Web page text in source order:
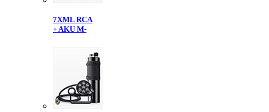
7XML RCA
+ AKU M-